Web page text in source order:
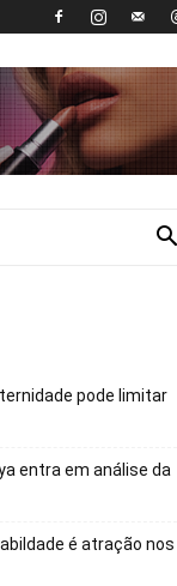
pode limitar
entra em análise da
é atração nos